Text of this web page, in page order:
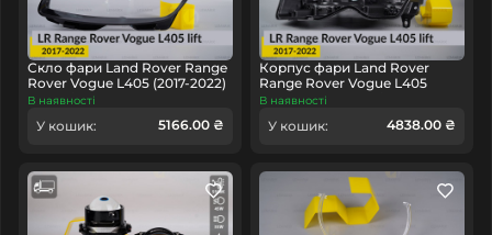
головне у будь-якому куточку країни.
Скло фари Land Rover Range
Rover Vogue L405 (2017-2022)
рест ліве
В наявності
У кошик: 5166.00 ₴
Корпус фари Land Rover
Range Rover Vogue L405
(2017-2022) рест лівий
В наявності
У кошик: 4838.00 ₴